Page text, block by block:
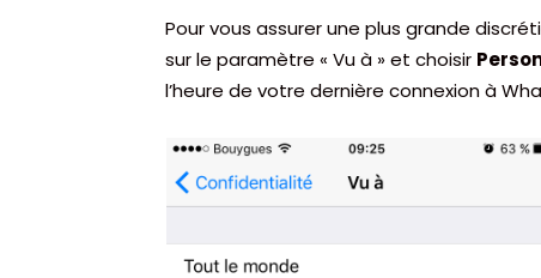
Pour vous assurer une plus grande
sur le paramètre « Vu à » et choisir
l’heure de votre dernière connexion à